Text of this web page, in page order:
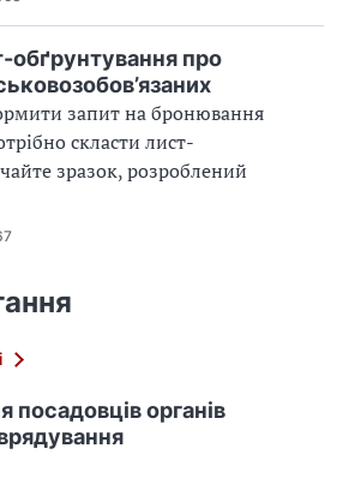
обґрунтування про
запит на бронювання
скласти лист-
зразок, розроблений
посадовців органів